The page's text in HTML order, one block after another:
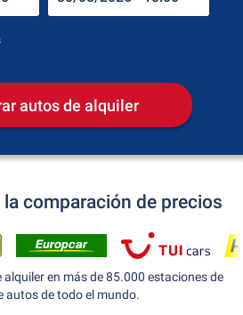
autos de alquiler
comparación de precios
alquiler en más de 85.000 estaciones de
autos de todo el mundo.